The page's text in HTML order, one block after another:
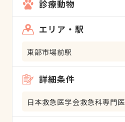
診療動物
エリア・駅
東部市場前駅
詳細条件
日本救急医学会救急科専門医